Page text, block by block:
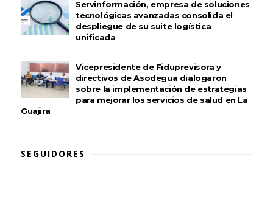
Servinformación, empresa de soluciones
tecnológicas avanzadas consolida el
despliegue de su suite logística
unificada
Vicepresidente de Fiduprevisora y
directivos de Asodegua dialogaron
sobre la implementación de estrategias
para mejorar los servicios de salud en La
Guajira
SEGUIDORES